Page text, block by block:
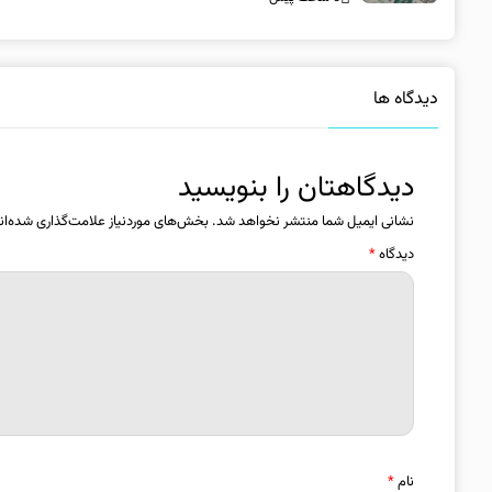
دیدگاه ها
دیدگاهتان را بنویسید
نشانی ایمیل شما منتشر نخواهد شد. بخش‌های موردنیاز علامت‌گذاری
دیدگاه*
نام*